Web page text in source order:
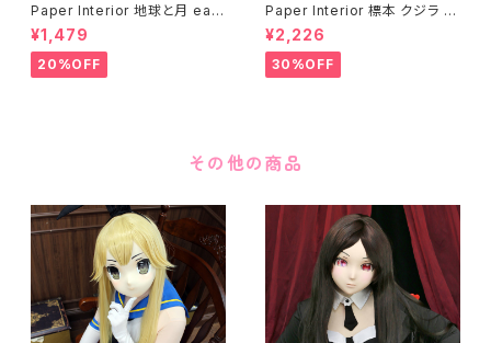
Paper Interior 地球と月 eart
h and moon
¥1,479
20%OFF
Paper Interior 標本 クジラ s
pecimen whale
¥2,226
30%OFF
その他の商品